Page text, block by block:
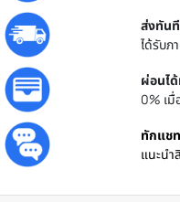
ส่งทันที
ได้รับภ
ผ่อนไ
0% เ
ทักแชท
แนะน